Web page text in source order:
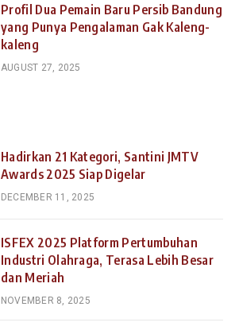
Profil Dua Pemain Baru Persib Bandung
yang Punya Pengalaman Gak Kaleng-
kaleng
AUGUST 27, 2025
Hadirkan 21 Kategori, Santini JMTV
Awards 2025 Siap Digelar
DECEMBER 11, 2025
ISFEX 2025 Platform Pertumbuhan
Industri Olahraga, Terasa Lebih Besar
dan Meriah
NOVEMBER 8, 2025